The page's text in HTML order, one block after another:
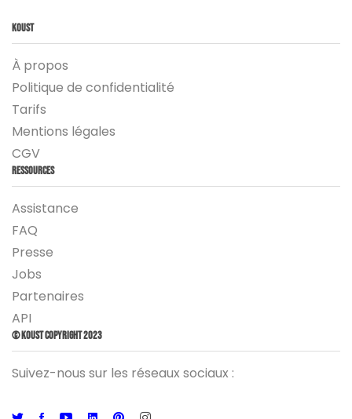
Koust
À propos
Politique de confidentialité
Tarifs
Mentions légales
CGV
Ressources
Assistance
FAQ
Presse
Jobs
Partenaires
API
© Koust Copyright 2023
Suivez-nous sur les réseaux sociaux :